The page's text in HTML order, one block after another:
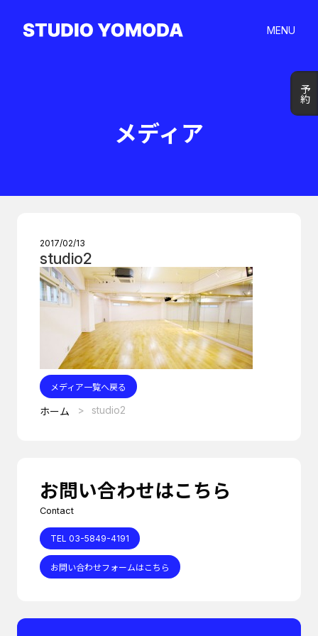
MENU
予約
予約
メディア
2017/02/13
studio2
メディア一覧へ戻る
ホーム studio2
お問い合わせはこちら
Contact
TEL 03-5849-4191
お問い合わせフォームはこちら